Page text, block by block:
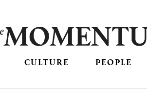
CULTURE PEOPLE